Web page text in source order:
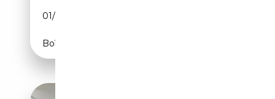
01/2005
Boîte automatique